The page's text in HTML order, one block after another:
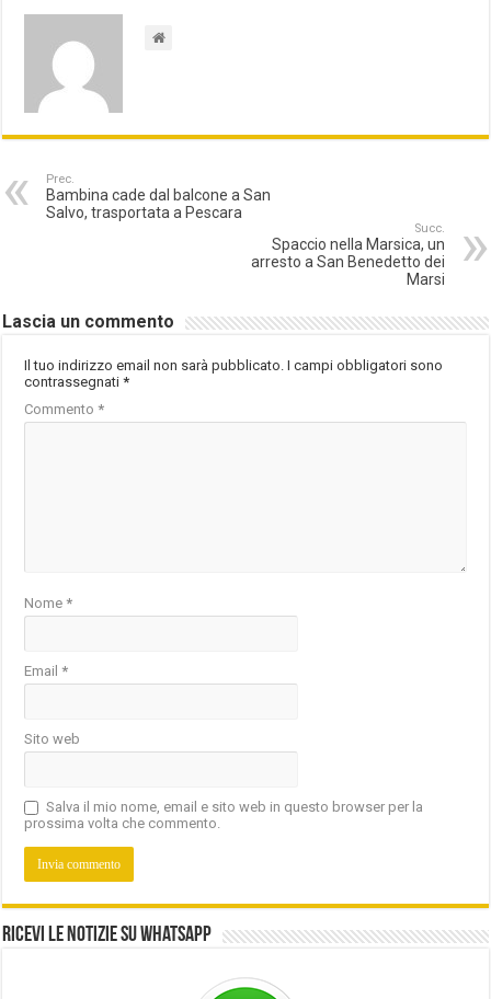
Prec.
Bambina cade dal balcone a San
Salvo, trasportata a Pescara
Succ.
Spaccio nella Marsica, un
arresto a San Benedetto dei
Marsi
Lascia un commento
Il tuo indirizzo email non sarà pubblicato. I campi obbligatori sono
contrassegnati*
Commento*
Nome*
Email*
Sito web
Salva il mio nome, email e sito web in questo browser per la
prossima volta che commento.
Ricevi le notizie su Whatsapp